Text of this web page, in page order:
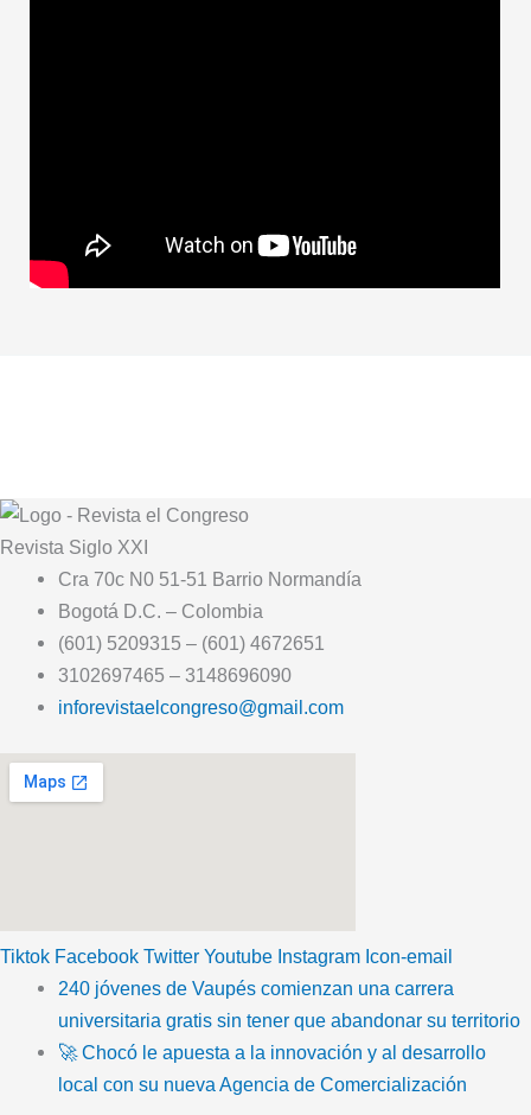
Revista Siglo XXI
Cra 70c N0 51-51 Barrio Normandía
Bogotá D.C. – Colombia
(601) 5209315 – (601) 4672651
3102697465 – 3148696090
inforevistaelcongreso@gmail.com
Tiktok Facebook Twitter Youtube Instagram Icon-email
240 jóvenes de Vaupés comienzan una carrera
universitaria gratis sin tener que abandonar su territorio
🚀 Chocó le apuesta a la innovación y al desarrollo
local con su nueva Agencia de Comercialización